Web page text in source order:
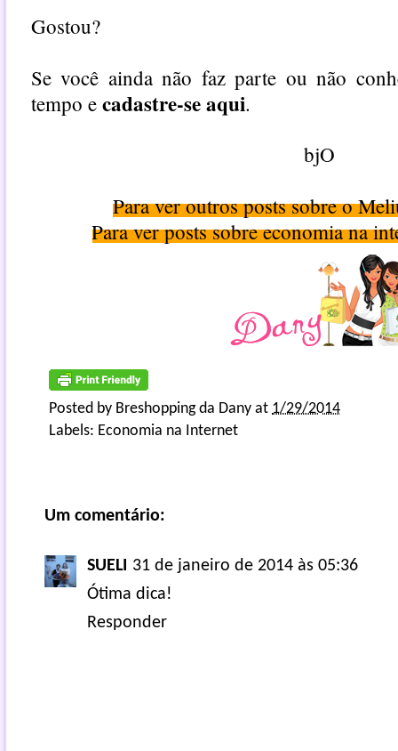
Gostou?
Se você ainda não faz parte ou não
tempo e cadastre-se aqui.
bjO
Para ver outros posts sobre o
Para ver posts sobre economia na
Posted by Breshopping da Dany at 1/29/2014
Labels: Economia na Internet
Um comentário:
SUELI 31 de janeiro de 2014 às 05:36
Ótima dica!
Responder